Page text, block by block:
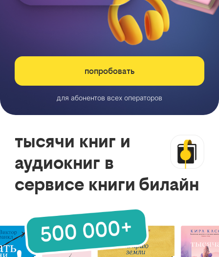
попробовать
для абонентов всех операторов
тысячи книг и
аудиокниг в
сервисе книги билайн